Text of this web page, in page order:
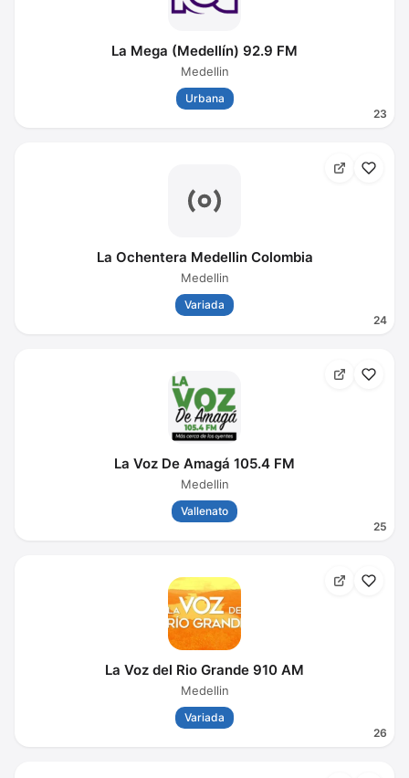
23
La Mega (Medellín) 92.9 FM
Medellin
Urbana
24
La Ochentera Medellin Colombia
Medellin
Variada
25
La Voz De Amagá 105.4 FM
Medellin
Vallenato
26
La Voz del Rio Grande 910 AM
Medellin
Variada